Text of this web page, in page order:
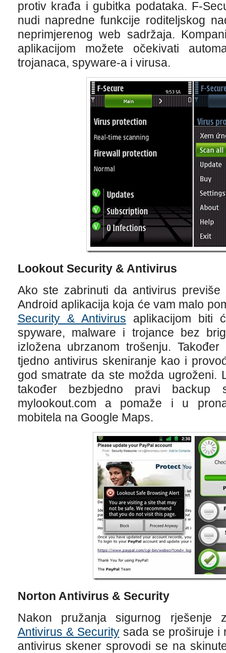
protiv krađa i gubitka podataka. F-
nudi napredne funkcije roditeljskog
neprimjerenog web sadržaja.
aplikacijom možete očekivati
trojanaca, spyware-a i virusa.
Lookout Security & Antivirus
Ako ste zabrinuti da antivirus
Android aplikacija koja će vam malo
Security & Antivirus aplikacijom biti
spyware, malware i trojance bez
izložena ubrzanom trošenju.
tjedno antivirus skeniranje kao i
god smatrate da ste možda ugroženi.
također bezbjedno pravi backup
mylookout.com a pomaže i u
mobitela na Google Maps.
Norton Antivirus & Security
Nakon pružanja sigurnog
Antivirus & Securitysada se proširuje i
antivirus skener sprovodi se na